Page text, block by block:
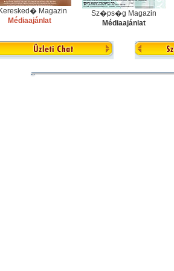
Magazin
Médiaajánlat
Sz�ps�g Magazin
Médiaajánlat